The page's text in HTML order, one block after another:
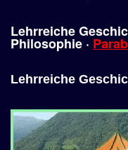
Lehrreiche
Philosophie ·
Lehrreiche